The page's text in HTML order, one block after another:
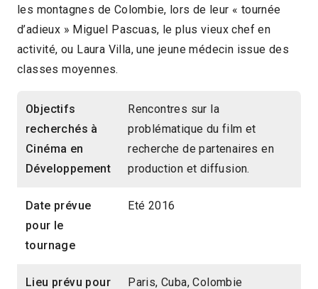
les montagnes de Colombie, lors de leur « tournée
d’adieux » Miguel Pascuas, le plus vieux chef en
activité, ou Laura Villa, une jeune médecin issue des
classes moyennes.
Objectifs
recherchés à
Cinéma en
Développement
Rencontres sur la
problématique du film et
recherche de partenaires en
production et diffusion.
Date prévue
pour le
tournage
Eté 2016
Lieu prévu pour Paris, Cuba, Colombie